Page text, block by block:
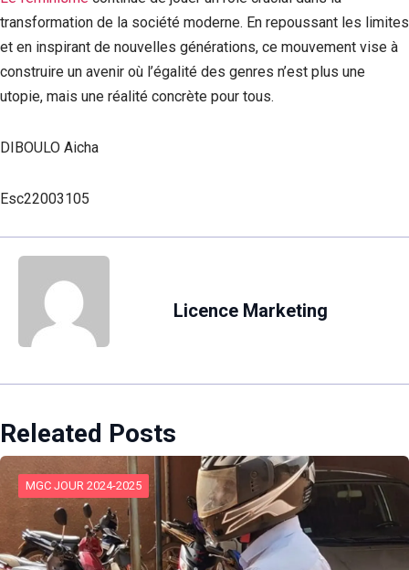
transformation de la société moderne. En repoussant les limites
et en inspirant de nouvelles générations, ce mouvement vise à
construire un avenir où l’égalité des genres n’est plus une
utopie, mais une réalité concrète pour tous.
DIBOULO Aicha
Esc22003105
Licence Marketing
Releated Posts
MGC JOUR 2024-2025